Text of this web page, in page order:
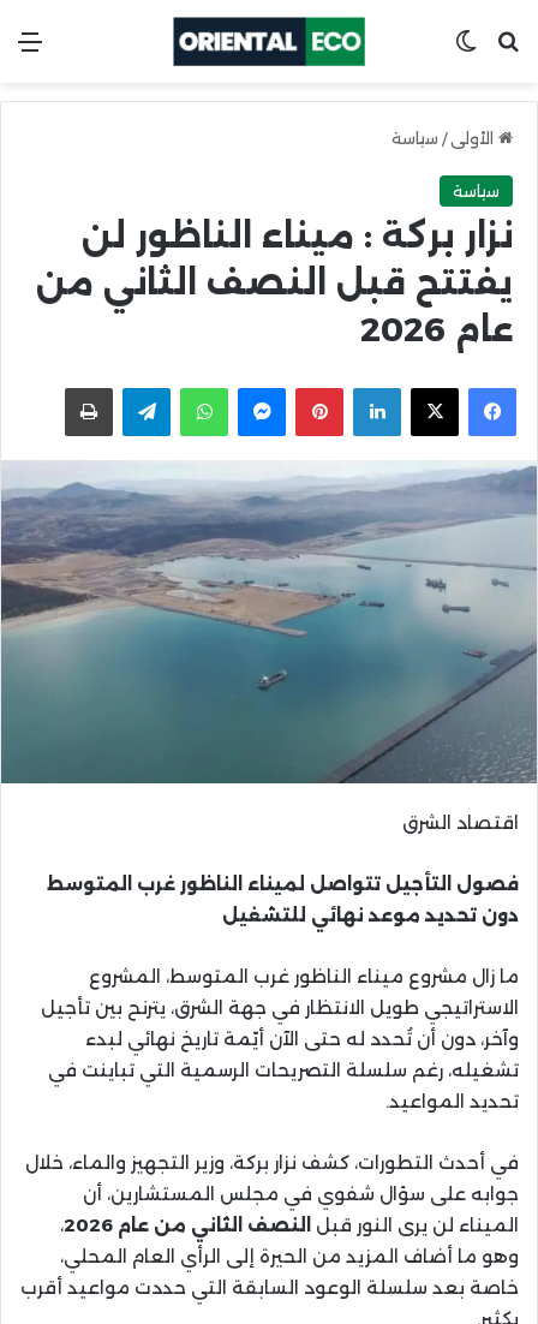
ابحث عنSwitch skin
الأولى / سياسة
سياسة
نزار بركة : ميناء الناظور لن
يفتتح قبل النصف الثاني من
عام 2026
Facebook
X
LinkedIn
Pinterest
Messenger
WhatsApp
Telegramاطبعها
اقتصاد الشرق
فصول التأجيل تتواصل لميناء الناظور غرب المتوسط
دون تحديد موعد نهائي للتشغيل
ما زال مشروع ميناء الناظور غرب المتوسط، المشروع
الاستراتيجي طويل الانتظار في جهة الشرق، يترنح بين تأجيل
وآخر، دون أن تُحدد له حتى الآن أيّمة تاريخ نهائي لبدء
تشغيله، رغم سلسلة التصريحات الرسمية التي تباينت في
تحديد المواعيد.
في أحدث التطورات، كشف نزار بركة، وزير التجهيز والماء، خلال
جوابه على سؤال شفوي في مجلس المستشارين، أن
الميناء لن يرى النور قبل
النصف الثاني من عام 2026
،
وهو ما أضاف المزيد من الحيرة إلى الرأي العام المحلي،
خاصة بعد سلسلة الوعود السابقة التي حددت مواعيد أقرب
بكثير.